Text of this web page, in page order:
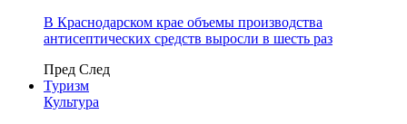
В Краснодарском крае объемы производства
антисептических средств выросли в шесть раз
Пред След
Туризм
Культура